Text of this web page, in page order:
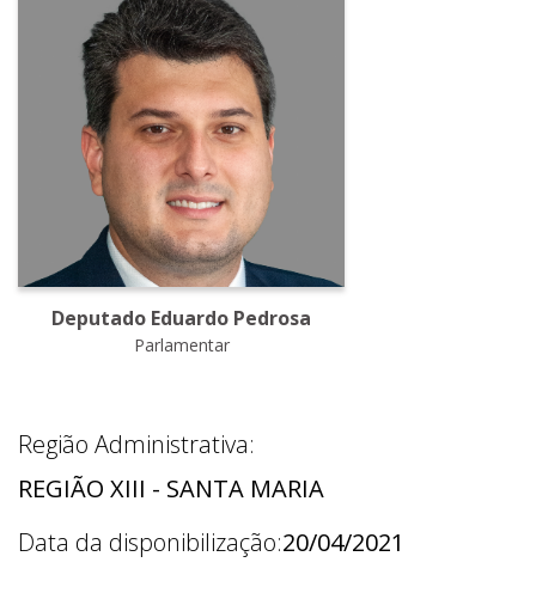
Deputado Eduardo Pedrosa
Parlamentar
Região Administrativa:
REGIÃO XIII - SANTA MARIA
Data da disponibilização:20/04/2021